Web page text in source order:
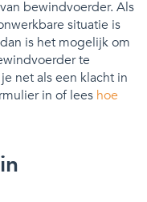
bewindvoerder. Als
situatie is
is het mogelijk om
te
net als een klacht in
in of lees hoe